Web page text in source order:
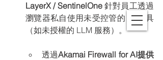
LayerX / SentinelOne 針對員工透過
瀏覽器私自使用未受控管的 AI 工具
（如未授權的 LLM 服務）。
透過Akamai Firewall for AI提供